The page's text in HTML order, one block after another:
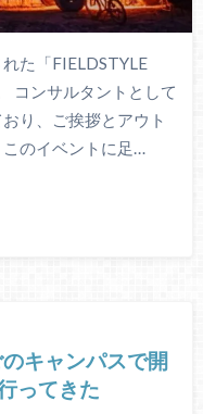
た「FIELDSTYLE
コンサルタントとして
り、ご挨拶とアウト
このイベントに足…
キャンパスで開
ってきた